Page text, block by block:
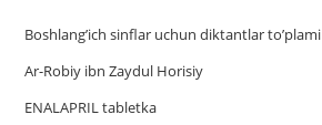
Boshlang’ich sinflar uchun diktantlar to’plami
Ar-Robiy ibn Zaydul Horisiy
ENALAPRIL tabletka